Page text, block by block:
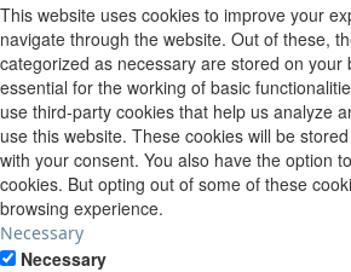
This website uses cookies to improve your
navigate through the website. Out of these,
categorized as necessary are stored on your
essential for the working of basic
use third-party cookies that help us analyze
use this website. These cookies will be
with your consent. You also have the option
cookies. But opting out of some of these
browsing experience.
Necessary
Necessary